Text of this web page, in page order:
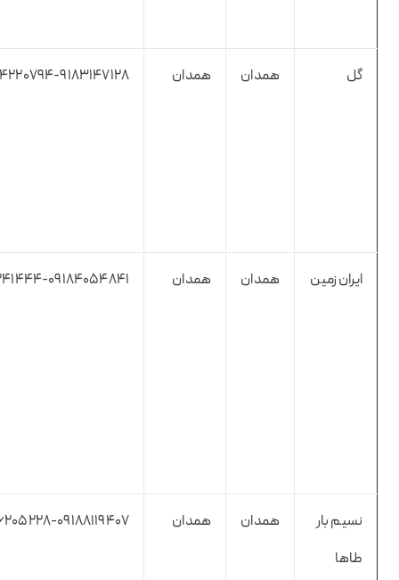
گل همدان همدان ۳۴۲۲۰۷۹۴-
ایران زمین همدان همدان ۳۴۲۳۱۳۳۳-
نسیم بار
طاها
همدان همدان ۳۴۲۶۲۰۵۴-